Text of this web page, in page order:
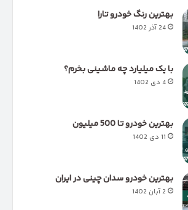
بهترین رنگ خودرو تارا
24 آذر 1402
با یک میلیارد چه ماشینی بخرم؟
4 دی 1402
بهترین خودرو تا 500 میلیون
11 دی 1402
بهترین خودرو سدان چینی در ایران
2 آبان 1402